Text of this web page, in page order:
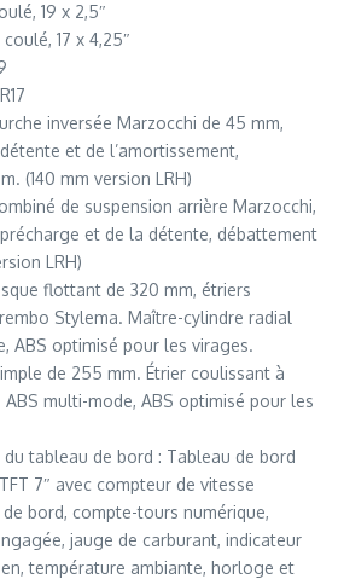
19 x 2,5″
17 x 4,25″
inversée Marzocchi de 45 mm,
et de l’amortissement,
(140 mm version LRH)
de suspension arrière Marzocchi,
et de la détente, débattement
LRH)
flottant de 320 mm, étriers
Stylema. Maître-cylindre radial
ABS optimisé pour les virages.
de 255 mm. Étrier coulissant à
multi-mode, ABS optimisé pour les
tableau de bord : Tableau de bord
7″ avec compteur de vitesse
bord, compte-tours numérique,
jauge de carburant, indicateur
température ambiante, horloge et